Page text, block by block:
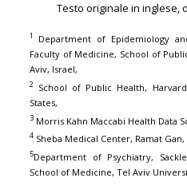
Testo originale in inglese,
1 Department of Epidemiology
Faculty of Medicine, School of
Aviv, Israel,
2School of Public Health,
States,
3Morris Kahn Maccabi Health Data
4Sheba Medical Center, Ramat Gan,
5Department of Psychiatry,
School of Medicine, Tel Aviv